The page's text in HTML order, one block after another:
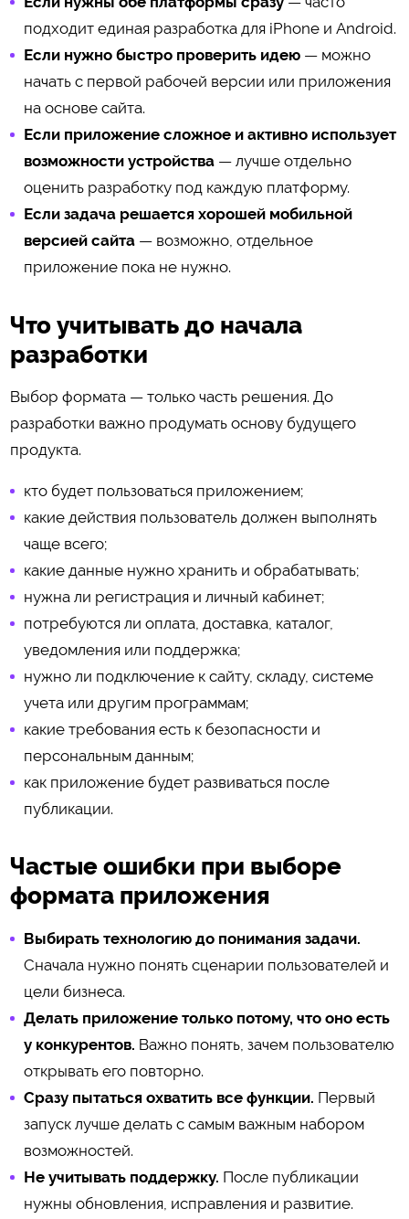
подходит единая разработка для iPhone и Android.
Если нужно быстро проверить идею— можно
начать с первой рабочей версии или приложения
на основе сайта.
Если приложение сложное и активно использует
возможности устройства— лучше отдельно
оценить разработку под каждую платформу.
Если задача решается хорошей мобильной
версией сайта— возможно, отдельное
приложение пока не нужно.
Что учитывать до начала
разработки
Выбор формата — только часть решения. До
разработки важно продумать основу будущего
продукта.
кто будет пользоваться приложением;
какие действия пользователь должен выполнять
чаще всего;
какие данные нужно хранить и обрабатывать;
нужна ли регистрация и личный кабинет;
потребуются ли оплата, доставка, каталог,
уведомления или поддержка;
нужно ли подключение к сайту, складу, системе
учета или другим программам;
какие требования есть к безопасности и
персональным данным;
как приложение будет развиваться после
публикации.
Частые ошибки при выборе
формата приложения
Выбирать технологию до понимания задачи.
Сначала нужно понять сценарии пользователей и
цели бизнеса.
Делать приложение только потому, что оно есть
у конкурентов. Важно понять, зачем пользователю
открывать его повторно.
Сразу пытаться охватить все функции. Первый
запуск лучше делать с самым важным набором
возможностей.
Не учитывать поддержку. После публикации
нужны обновления, исправления и развитие.